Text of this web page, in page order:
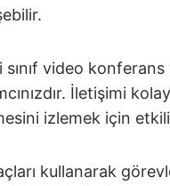
sınıf video konferans
İletişimi
izlemek için
kullanarak